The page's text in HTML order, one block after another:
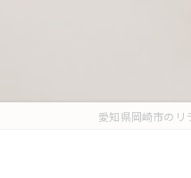
愛知県岡崎市のリ